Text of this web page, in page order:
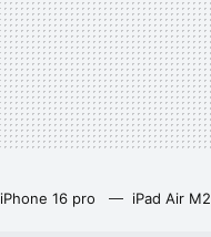
iPhone 16 pro iPad Air